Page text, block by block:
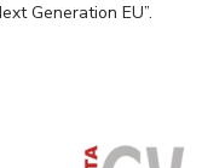
Generation EU”.